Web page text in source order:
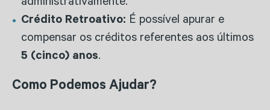
administrativamente.
Crédito Retroativo: É possível apurar e
compensar os créditos referentes aos últimos
5 (cinco) anos.
Como Podemos Ajudar?